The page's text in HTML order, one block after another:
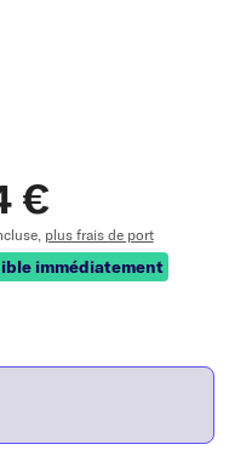
€
plus frais de port
immédiatement